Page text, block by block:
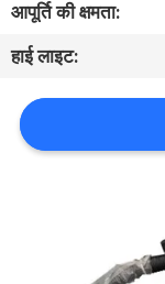
एक
उद्धरण
का
अनुरोध
आपूर्ति की क्षमता:
हाई लाइट: